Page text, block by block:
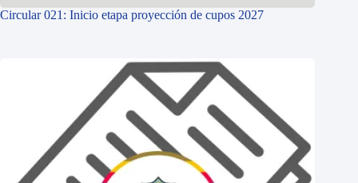
Circular 021: Inicio etapa proyección de cupos 2027